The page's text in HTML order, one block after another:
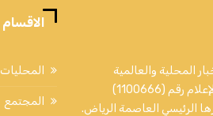
المحلية والعالمية
مرخصة من الهيئة العامة لتنظيم الإعلام رقم (1100666)
/ 01 / 2021 م مقرها الرئيسي العاصمة الرياض.
الاقسام
المحليات
المجتمع